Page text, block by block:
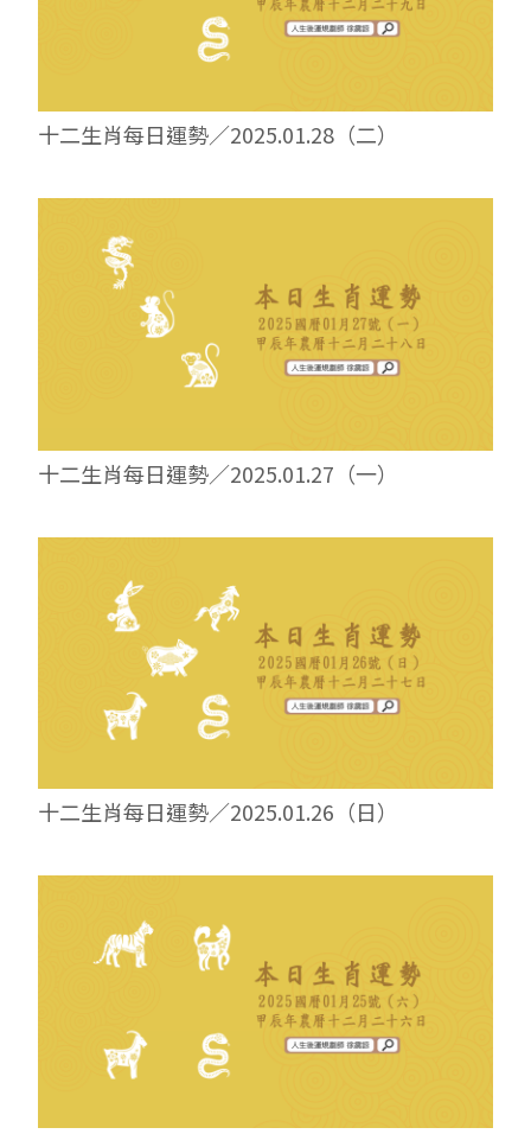
十二生肖每日運勢／2025.01.28（二）
十二生肖每日運勢／2025.01.27（一）
十二生肖每日運勢／2025.01.26（日）